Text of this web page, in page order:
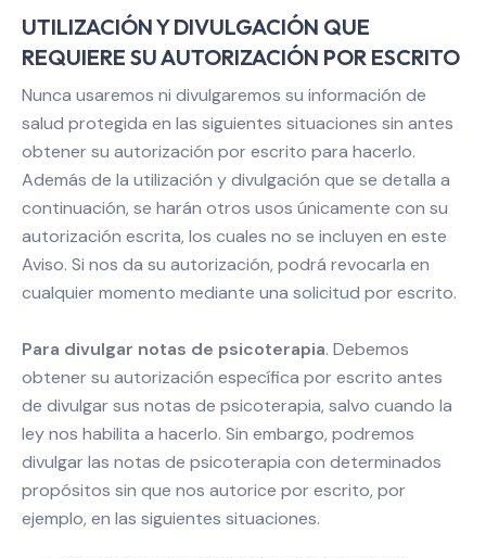
UTILIZACIÓN Y DIVULGACIÓN QUE
REQUIERE SU AUTORIZACIÓN POR ESCRITO
Nunca usaremos ni divulgaremos su información de
salud protegida en las siguientes situaciones sin antes
obtener su autorización por escrito para hacerlo.
Además de la utilización y divulgación que se detalla a
continuación, se harán otros usos únicamente con su
autorización escrita, los cuales no se incluyen en este
Aviso. Si nos da su autorización, podrá revocarla en
cualquier momento mediante una solicitud por escrito.
Para divulgar notas de psicoterapia. Debemos
obtener su autorización específica por escrito antes
de divulgar sus notas de psicoterapia, salvo cuando la
ley nos habilita a hacerlo. Sin embargo, podremos
divulgar las notas de psicoterapia con determinados
propósitos sin que nos autorice por escrito, por
ejemplo, en las siguientes situaciones.